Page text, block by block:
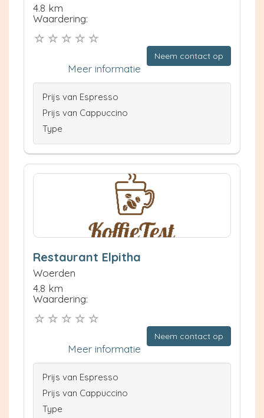
4.8 km
Waardering:
Neem contact op
Meer informatie
Prijs van Espresso
Prijs van Cappuccino
Type
Restaurant Elpitha
Woerden
4.8 km
Waardering:
Neem contact op
Meer informatie
Prijs van Espresso
Prijs van Cappuccino
Type